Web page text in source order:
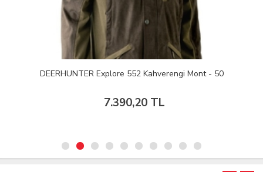
DEERHUNTER Explore 552 Kahverengi Mont - 50
7.390,20 TL